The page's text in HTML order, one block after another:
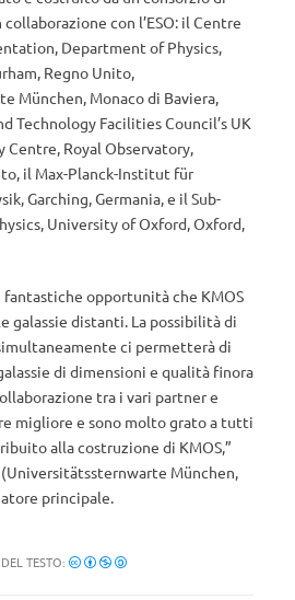
con l’ESO: il Centre
Department of Physics,
Regno Unito,
München, Monaco di Baviera,
Technology Facilities Council’s UK
Centre, Royal Observatory,
il Max-Planck-Institut für
Garching, Germania, e il Sub-
University of Oxford, Oxford,
fantastiche opportunità che KMOS
galassie distanti. La possibilità di
ci permetterà di
di dimensioni e qualità finora
tra i vari partner e
migliore e sono molto grato a tutti
alla costruzione di KMOS,”
(Universitätssternwarte München,
principale.
TESTO: